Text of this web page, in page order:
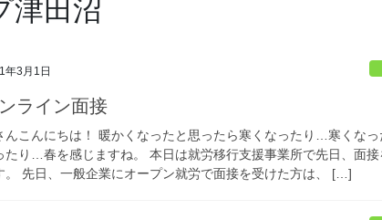
津田沼
年3月1日
ライン面接
んこんにちは！ 暖かくなったと思ったら寒くなったり…寒くなっ
たり…春を感じますね。 本日は就労移行支援事業所で先日、面
。 先日、一般企業にオープン就労で面接を受けた方は、 […]